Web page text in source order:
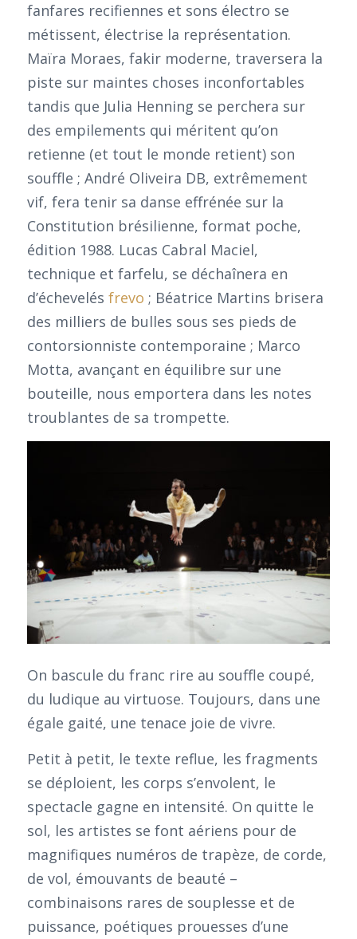
fanfares recifiennes et sons électro se
métissent, électrise la représentation.
Maïra Moraes, fakir moderne, traversera la
piste sur maintes choses inconfortables
tandis que Julia Henning se perchera sur
des empilements qui méritent qu’on
retienne (et tout le monde retient) son
souffle ; André Oliveira DB, extrêmement
vif, fera tenir sa danse effrénée sur la
Constitution brésilienne, format poche,
édition 1988. Lucas Cabral Maciel,
technique et farfelu, se déchaînera en
d’échevelés frevo ; Béatrice Martins brisera
des milliers de bulles sous ses pieds de
contorsionniste contemporaine ; Marco
Motta, avançant en équilibre sur une
bouteille, nous emportera dans les notes
troublantes de sa trompette.
On bascule du franc rire au souffle coupé,
du ludique au virtuose. Toujours, dans une
égale gaité, une tenace joie de vivre.
Petit à petit, le texte reflue, les fragments
se déploient, les corps s’envolent, le
spectacle gagne en intensité. On quitte le
sol, les artistes se font aériens pour de
magnifiques numéros de trapèze, de corde,
de vol, émouvants de beauté –
combinaisons rares de souplesse et de
puissance, poétiques prouesses d’une